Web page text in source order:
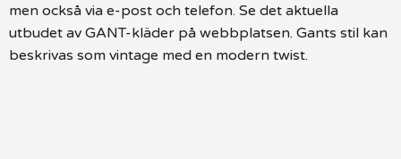
men också via e-post och telefon. Se det aktuella
utbudet av GANT-kläder på webbplatsen. Gants stil kan
beskrivas som vintage med en modern twist.